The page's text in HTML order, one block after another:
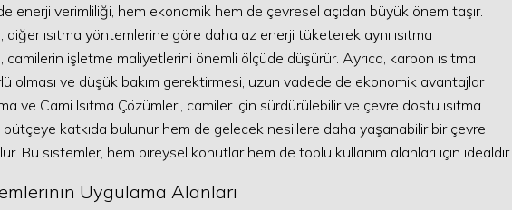
enerji verimliliği, hem ekonomik hem de çevresel açıdan büyük önem taşır.
diğer ısıtma yöntemlerine göre daha az enerji tüketerek aynı ısıtma
camilerin işletme maliyetlerini önemli ölçüde düşürür. Ayrıca, karbon ısıtma
olması ve düşük bakım gerektirmesi, uzun vadede de ekonomik avantajlar
ve Cami Isıtma Çözümleri, camiler için sürdürülebilir ve çevre dostu ısıtma
katkıda bulunur hem de gelecek nesillere daha yaşanabilir bir çevre
olur. Bu sistemler, hem bireysel konutlar hem de toplu kullanım alanları için idealdir.
Uygulama Alanları